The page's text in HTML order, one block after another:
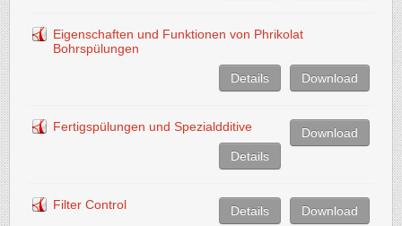
Eigenschaften und Funktionen von Phrikolat
Bohrspülungen
Download
Details
Fertigspülungen und Spezialdditive
Download
Details
Filter Control Download
Details